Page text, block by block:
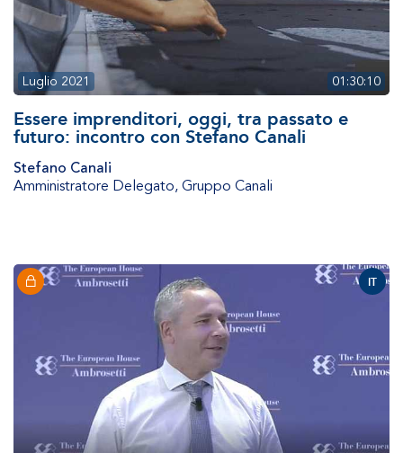
01:30:10
Luglio 2021
Essere imprenditori, oggi, tra passato e
futuro: incontro con Stefano Canali
Stefano Canali
Amministratore Delegato, Gruppo Canali
IT